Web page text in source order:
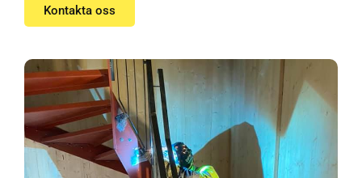
Kontakta oss